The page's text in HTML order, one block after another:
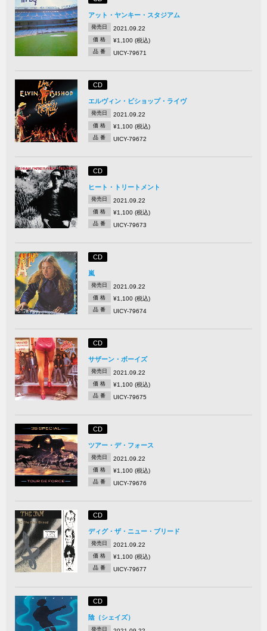
アット・ヤンキー・スタジアム
発売日 2021.09.22
価 格 ¥1,100 (税込)
品 番 UICY-79671
CD
エルヴィン・ビショップ・ライヴ
発売日 2021.09.22
価 格 ¥1,100 (税込)
品 番 UICY-79672
CD
ヒート・トリートメント
発売日 2021.09.22
価 格 ¥1,100 (税込)
品 番 UICY-79673
CD
嵐
発売日 2021.09.22
価 格 ¥1,100 (税込)
品 番 UICY-79674
CD
サザーン・ボーイズ
発売日 2021.09.22
価 格 ¥1,100 (税込)
品 番 UICY-79675
CD
ツアー・デ・フォース
発売日 2021.09.22
価 格 ¥1,100 (税込)
品 番 UICY-79676
CD
ディグ・ザ・ニュー・ブリード
発売日 2021.09.22
価 格 ¥1,100 (税込)
品 番 UICY-79677
CD
陰（シェイズ）
発売日